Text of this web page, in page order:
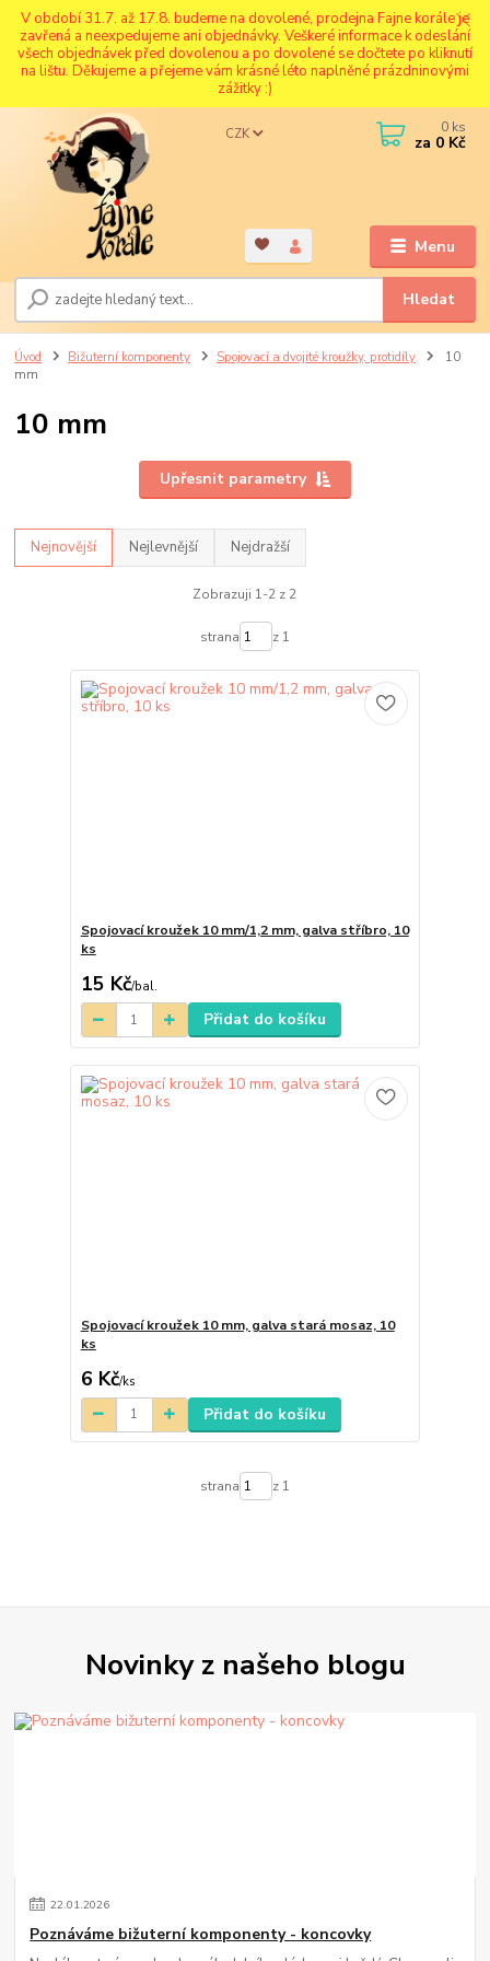
V období 31.7. až 17.8. budeme na dovolené, prodejna Fajne korále je
zavřená a neexpedujeme ani objednávky. Veškeré informace k odeslání
všech objednávek před dovolenou a po dovolené se dočtete po kliknutí
na lištu. Děkujeme a přejeme vám krásné léto naplněné prázdninovými
zážitky :)
Menu
CZK
Hledat
0 ks
za 0 Kč
Úvod Bižuterní komponenty Spojovací a dvojité kroužky, protidíly
10
mm
10 mm
Upřesnit parametry
Nejnovější Nejlevnější Nejdražší
Zobrazuji 1-2 z 2
strana z 1
Spojovací kroužek 10 mm/1,2 mm, galva stříbro, 10
ks
15 Kč/bal.
Přidat do košíku
Spojovací kroužek 10 mm, galva stará mosaz, 10
ks
6 Kč/ks
Přidat do košíku
strana z 1
Novinky z našeho blogu
22.01.2026
Poznáváme bižuterní komponenty - koncovky